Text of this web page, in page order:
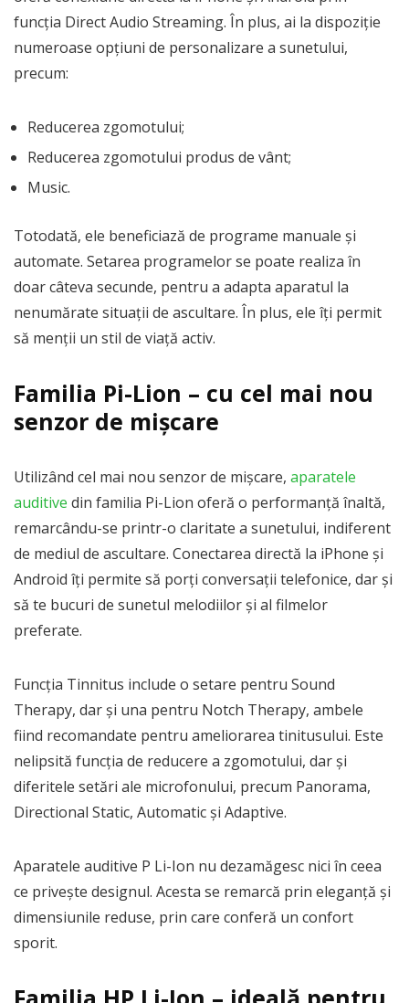
funcția Direct Audio Streaming. În plus, ai la dispoziție
numeroase opțiuni de personalizare a sunetului,
precum:
Reducerea zgomotului;
Reducerea zgomotului produs de vânt;
Music.
Totodată, ele beneficiază de programe manuale și
automate. Setarea programelor se poate realiza în
doar câteva secunde, pentru a adapta aparatul la
nenumărate situații de ascultare. În plus, ele îți permit
să menții un stil de viață activ.
Familia Pi-Lion – cu cel mai nou
senzor de mișcare
Utilizând cel mai nou senzor de mișcare, aparatele
auditive din familia Pi-Lion oferă o performanță înaltă,
remarcându-se printr-o claritate a sunetului, indiferent
de mediul de ascultare. Conectarea directă la iPhone și
Android îți permite să porți conversații telefonice, dar și
să te bucuri de sunetul melodiilor și al filmelor
preferate.
Funcția Tinnitus include o setare pentru Sound
Therapy, dar și una pentru Notch Therapy, ambele
fiind recomandate pentru ameliorarea tinitusului. Este
nelipsită funcția de reducere a zgomotului, dar și
diferitele setări ale microfonului, precum Panorama,
Directional Static, Automatic și Adaptive.
Aparatele auditive P Li-Ion nu dezamăgesc nici în ceea
ce privește designul. Acesta se remarcă prin eleganță și
dimensiunile reduse, prin care conferă un confort
sporit.